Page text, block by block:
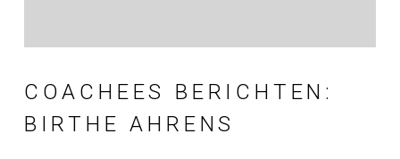
COACHEES BERICHTEN:
BIRTHE AHRENS